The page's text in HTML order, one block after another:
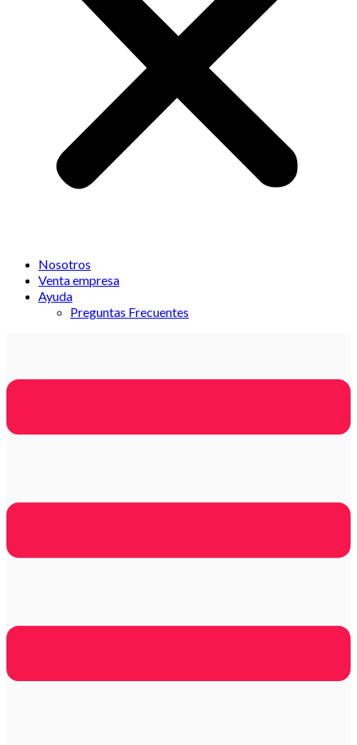
Nosotros
Venta empresa
Ayuda
Preguntas Frecuentes